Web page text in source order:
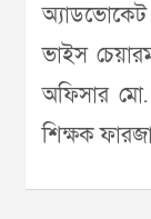
ভাইস
অফিসার মো.
শিক্ষক